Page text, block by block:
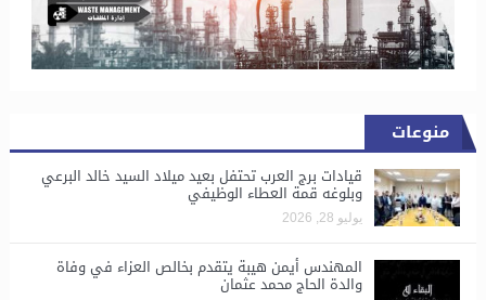
منوعات
قيادات برج العرب تحتفل بعيد ميلاد السيد خالد البرعي
وبلوغه قمة العطاء الوظيفي
يوليو 28, 2026
المهندس أيمن هيبة يتقدم بخالص العزاء في وفاة
والدة الحاج محمد عثمان